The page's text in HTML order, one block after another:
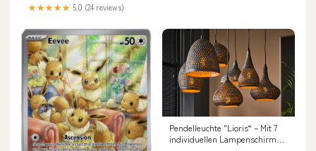
★★★★★ 5.0 (24 reviews)
Pendelleuchte "Lioris“ – Mit 7
individuellen Lampenschirmen